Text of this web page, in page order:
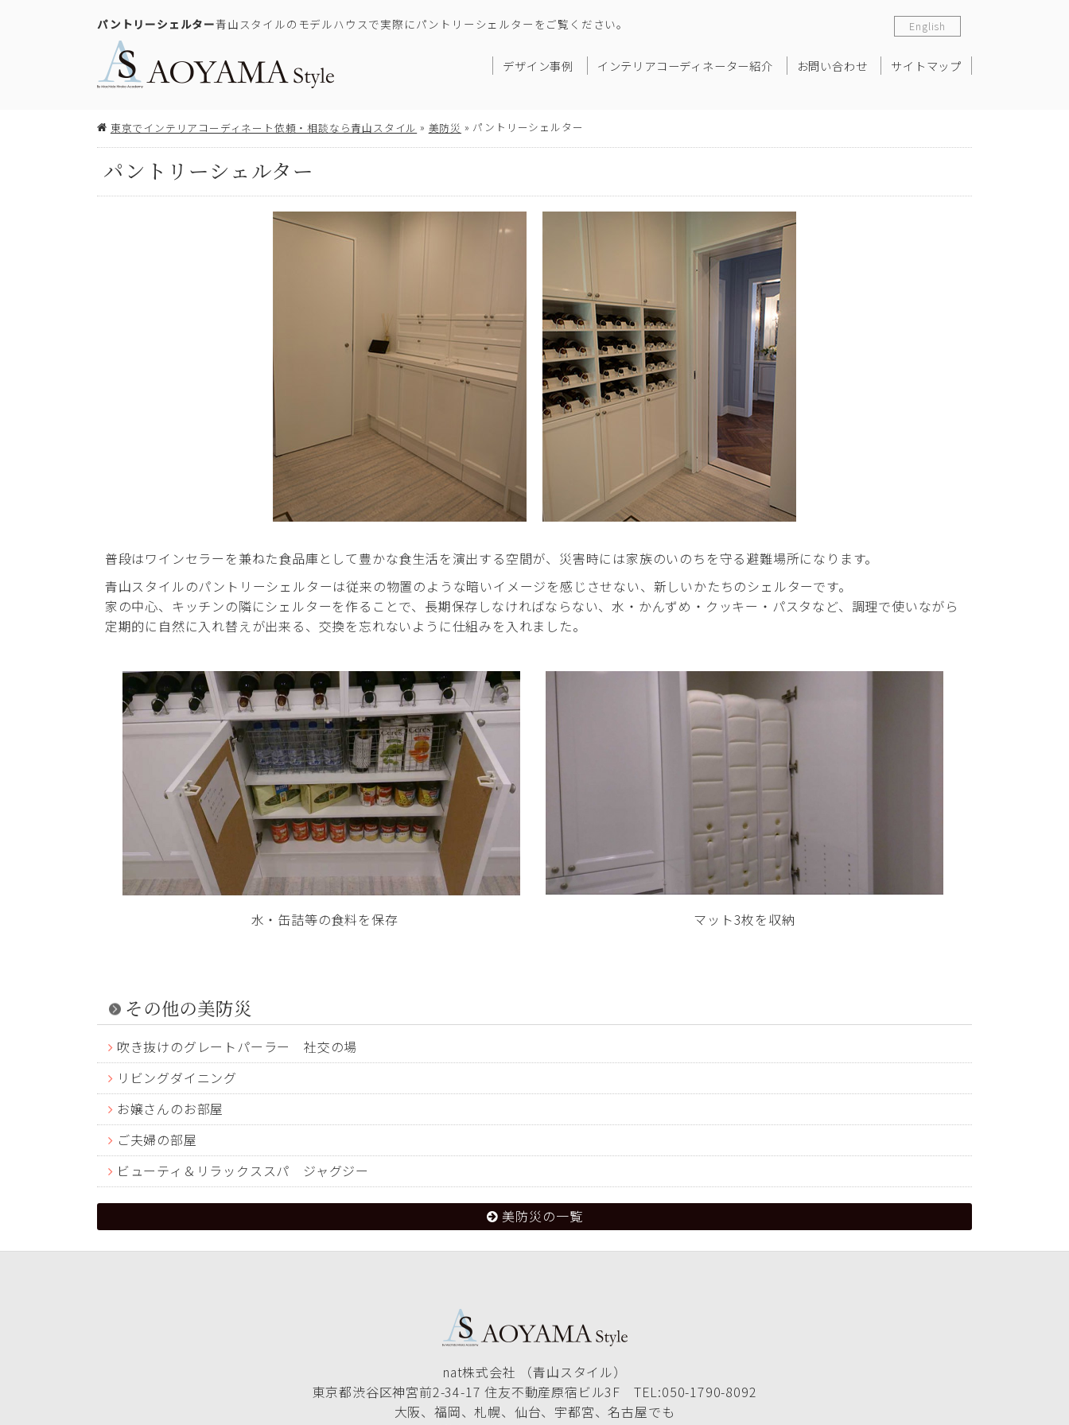
パントリーシェルター青山スタイルのモデルハウスで実際にパントリーシェルターをご覧ください。
デザイン事例 インテリアコーディネーター紹介 お問い合わせ サイトマップ
English
東京でインテリアコーディネート依頼・相談なら青山スタイル » 美防災 » パントリーシェルター
パントリーシェルター
普段はワインセラーを兼ねた食品庫として豊かな食生活を演出する空間が、災害時には家族のいのちを守る避難場所になります。
青山スタイルのパントリーシェルターは従来の物置のような暗いイメージを感じさせない、新しいかたちのシェルターです。
家の中心、キッチンの隣にシェルターを作ることで、長期保存しなければならない、水・かんずめ・クッキー・パスタなど、調理で使いながら
定期的に自然に入れ替えが出来る、交換を忘れないように仕組みを入れました。
水・缶詰等の食料を保存 マット3枚を収納
その他の美防災
吹き抜けのグレートパーラー 社交の場
リビングダイニング
お嬢さんのお部屋
ご夫婦の部屋
ビューティ＆リラックススパ ジャグジー
美防災の一覧
nat株式会社 （青山スタイル）
東京都渋谷区神宮前2-34-17 住友不動産原宿ビル3F TEL:050-1790-8092
大阪、福岡、札幌、仙台、宇都宮、名古屋でも